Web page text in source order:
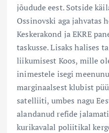
jõudude eest. Sotside
Ossinovski aga jahvatas
Keskerakond ja EKRE
taskusse. Lisaks halises
liikumisest Koos, mille
inimestele isegi
marginaalsest klubist
satelliiti, umbes nagu
alandanud refide
kurikavalal poliitikal